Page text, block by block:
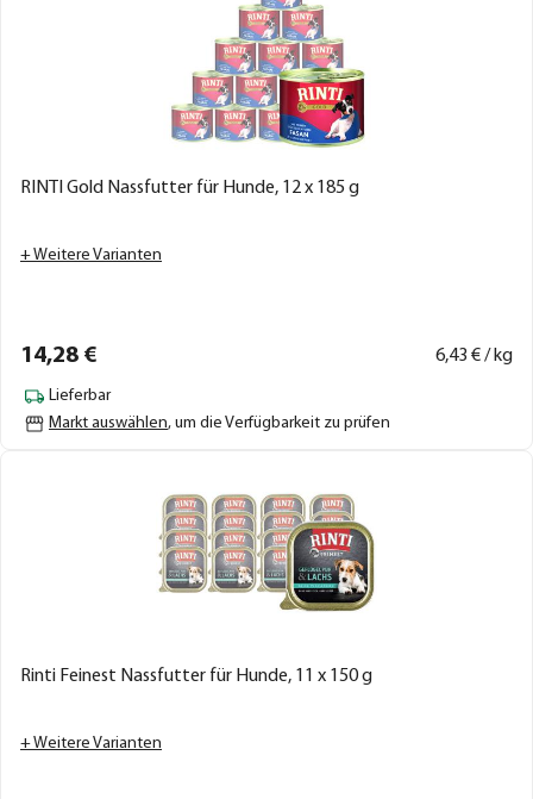
RINTI Gold Nassfutter für Hunde, 12 x 185 g
+ Weitere Varianten
14,28 € 6,43 € / kg
Lieferbar
Markt auswählen, um die Verfügbarkeit zu prüfen
Rinti Feinest Nassfutter für Hunde, 11 x 150 g
+ Weitere Varianten